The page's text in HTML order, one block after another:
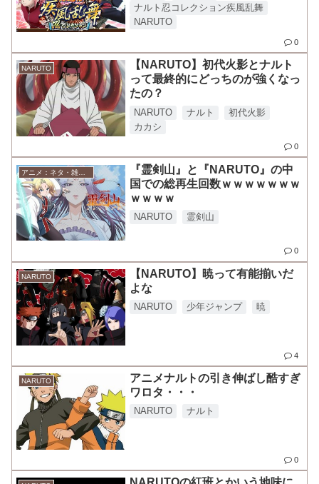
ナルト忍コレクション疾風乱舞
NARUTO
0
NARUTO
【NARUTO】初代火影とナルト
って最終的にどっちのが強くなっ
たの？
NARUTO ナルト
初代火影
カカシ
0
アニメ：ネタ・雑談・ニュース
『霊剣山』と『NARUTO』の中
国での総再生回数ｗｗｗｗｗｗｗ
ｗｗｗｗ
NARUTO 霊剣山
0
NARUTO
【NARUTO】暁って有能揃いだ
よな
NARUTO 少年ジャンプ 暁
4
NARUTO
アニメナルトの引き伸ばし酷すぎ
ワロタ・・・
NARUTO ナルト
0